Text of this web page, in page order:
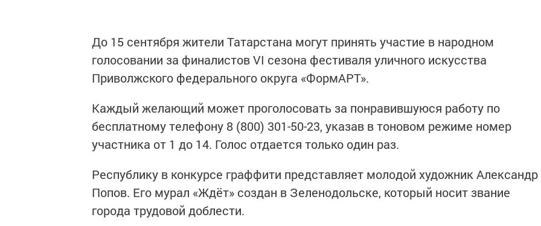
До 15 сентября жители Татарстана могут принять участие в народном
голосовании за финалистов VI сезона фестиваля уличного искусства
Приволжского федерального округа «ФормАРТ».
Каждый желающий может проголосовать за понравившуюся работу по
бесплатному телефону 8 (800) 301-50-23, указав в тоновом режиме номер
участника от 1 до 14. Голос отдается только один раз.
Республику в конкурсе граффити представляет молодой художник Александр
Попов. Его мурал «Ждёт» создан в Зеленодольске, который носит звание
города трудовой доблести.